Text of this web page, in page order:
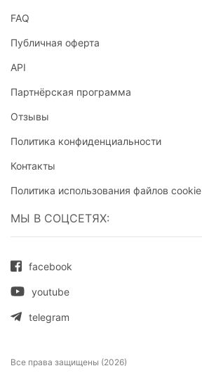
FAQ
Публичная оферта
API
Партнёрская программа
Отзывы
Политика конфиденциальности
Контакты
Политика использования файлов cookie
МЫ В СОЦСЕТЯХ:
facebook
youtube
telegram
Все права защищены (2026)